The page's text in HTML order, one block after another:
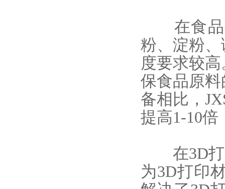
在食品
粉、淀粉
度要求较高
保食品原
备相比，
提高1-10
在3D打
为3D打印